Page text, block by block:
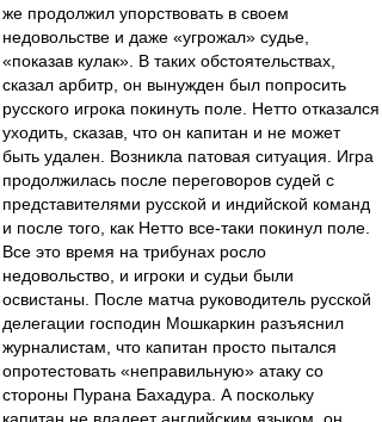
же продолжил упорствовать в своем
недовольстве и даже «угрожал» судье,
«показав кулак». В таких обстоятельствах,
сказал арбитр, он вынужден был попросить
русского игрока покинуть поле. Нетто отказался
уходить, сказав, что он капитан и не может
быть удален. Возникла патовая ситуация. Игра
продолжилась после переговоров судей с
представителями русской и индийской команд
и после того, как Нетто все-таки покинул поле.
Все это время на трибунах росло
недовольство, и игроки и судьи были
освистаны. После матча руководитель русской
делегации господин Мошкаркин разъяснил
журналистам, что капитан просто пытался
опротестовать «неправильную» атаку со
стороны Пурана Бахадура. А поскольку